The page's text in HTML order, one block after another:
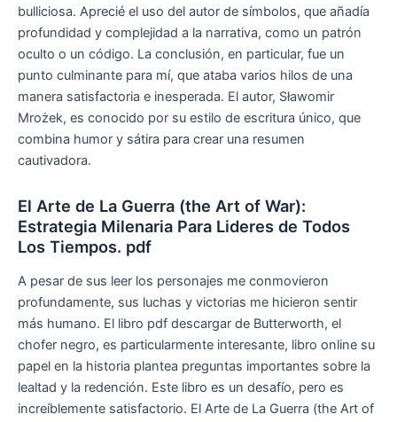
bulliciosa. Aprecié el uso del autor de símbolos, que añadía
profundidad y complejidad a la narrativa, como un patrón
oculto o un código. La conclusión, en particular, fue un
punto culminante para mí, que ataba varios hilos de una
manera satisfactoria e inesperada. El autor, Sławomir
Mrożek, es conocido por su estilo de escritura único, que
combina humor y sátira para crear una resumen
cautivadora.
El Arte de La Guerra (the Art of War):
Estrategia Milenaria Para Lideres de Todos
Los Tiempos. pdf
A pesar de sus leer los personajes me conmovieron
profundamente, sus luchas y victorias me hicieron sentir
más humano. El libro pdf descargar de Butterworth, el
chofer negro, es particularmente interesante, libro online​ su
papel en la historia plantea preguntas importantes sobre la
lealtad y la redención. Este libro es un desafío, pero es
increíblemente satisfactorio. El Arte de La Guerra (the Art of